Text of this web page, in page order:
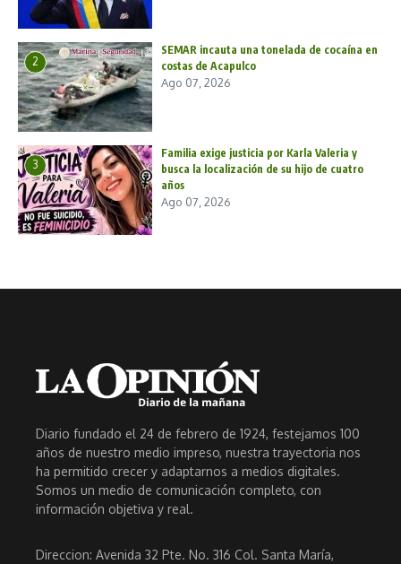
2
SEMAR incauta una tonelada de cocaína en
costas de Acapulco
Ago 07, 2026
3
Familia exige justicia por Karla Valeria y
busca la localización de su hijo de cuatro
años
Ago 07, 2026
Diario fundado el 24 de febrero de 1924, festejamos 100
años de nuestro medio impreso, nuestra trayectoria nos
ha permitido crecer y adaptarnos a medios digitales.
Somos un medio de comunicación completo, con
información objetiva y real.
Direccion: Avenida 32 Pte. No. 316 Col. Santa María,